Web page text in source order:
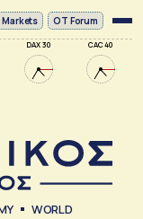
DAX 30 CAC 40
OT Forum
WORLD